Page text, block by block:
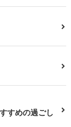
すめの過ごし